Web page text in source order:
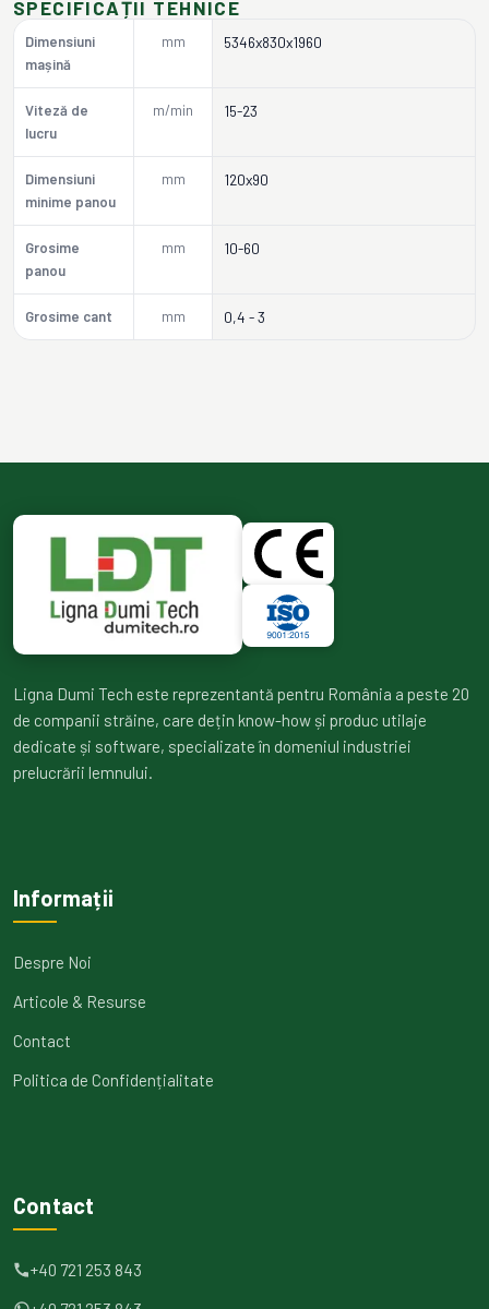
SPECIFICAȚII TEHNICE
Dimensiuni
mașină
mm 5346x830x1960
Viteză de
lucru
m/min 15-23
Dimensiuni
minime panou
mm 120x90
Grosime
panou
mm 10-60
Grosime cant mm 0,4 - 3
Ligna Dumi Tech este reprezentantă pentru România a peste 20
de companii străine, care dețin know-how și produc utilaje
dedicate și software, specializate în domeniul industriei
prelucrării lemnului.
Informații
Despre Noi
Articole & Resurse
Contact
Politica de Confidențialitate
Contact
+40 721 253 843